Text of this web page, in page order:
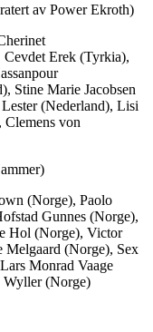
av Power Ekroth)
Cevdet Erek (Tyrkia),
Stine Marie Jacobsen
(Nederland), Lisi
von
(Norge), Paolo
Gunnes (Norge),
Hol (Norge), Victor
(Norge), Sex
Monrad Vaage
Wyller (Norge)